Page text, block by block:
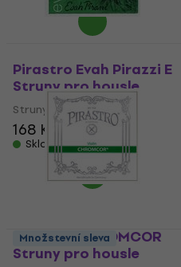
Pirastro Evah Pirazzi E
Struny pro housle
Struny pro housle
168 Kč
Skladem
Pirastro CHROMCOR
Struny pro housle
Množstevní sleva